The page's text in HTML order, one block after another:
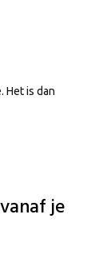
Het is dan
je